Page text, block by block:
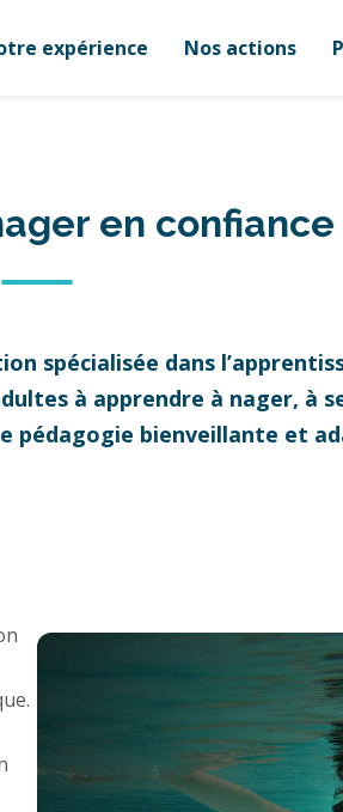
expérience Nos actions
en confiance
spécialisée dans
à apprendre à nager, à
pédagogie bienveillante et